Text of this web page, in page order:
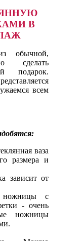
В
обычной,
сделать
подарок.
всем
ваза
размера и
зависит от
ножницы с
- очень
ножницы